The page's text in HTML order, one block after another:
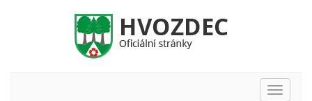
Hlavní